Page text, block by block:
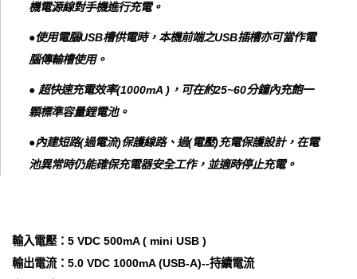
機電源線對手機進行充電。
●使用電腦USB槽供電時，本機前端之USB插槽亦可當作電
腦傳輸槽使用。
● 超快速充電效率(1000mA )，可在約25~60分鐘內充飽一
顆標準容量鋰電池。
●內建短路(過電流)保護線路、過(電壓)充電保護設計，在電
池異常時仍能確保充電器安全工作，並適時停止充電。
輸入電壓：5 VDC 500mA ( mini USB )
輸出電流：5.0 VDC 1000mA (USB-A)--持續電流